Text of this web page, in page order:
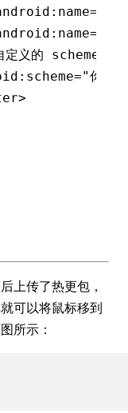
: name=
: name=
定义的 scheme --
: scheme="你自
>
上传了热更包，
可以将鼠标移到
所示：